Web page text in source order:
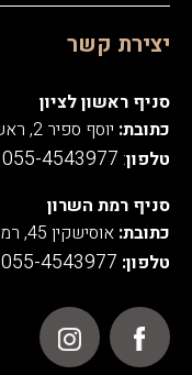
יצירת קשר
סניף ראשון לציון
כתובת: יוסף ספיר 2, ראשון לציון
טלפון:
055-4543977
סניף רמת השרון
כתובת: אוסישקין 45, רמת השרון
טלפון: 055-4543977